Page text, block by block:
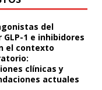
del
1 e inhibidores
el contexto
clínicas y
actuales